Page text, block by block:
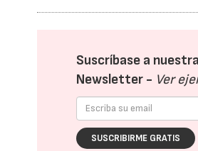
Suscríbase a nuestra
Newsletter - Ver
SUSCRIBIRME GRATIS